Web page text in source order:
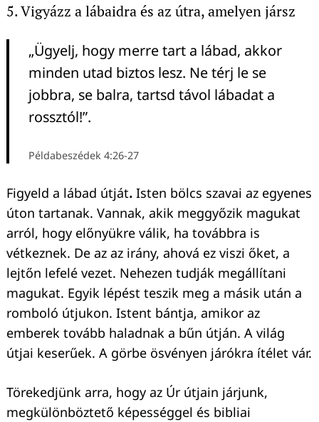
5. Vigyázz a lábaidra és az útra, amelyen jársz
„Ügyelj, hogy merre tart a lábad, akkor
minden utad biztos lesz. Ne térj le se
jobbra, se balra, tartsd távol lábadat a
rossztól!”.
Példabeszédek 4:26-27
Figyeld a lábad útját. Isten bölcs szavai az egyenes
úton tartanak. Vannak, akik meggyőzik magukat
arról, hogy előnyükre válik, ha továbbra is
vétkeznek. De az az irány, ahová ez viszi őket, a
lejtőn lefelé vezet. Nehezen tudják megállítani
magukat. Egyik lépést teszik meg a másik után a
romboló útjukon. Istent bántja, amikor az
emberek tovább haladnak a bűn útján. A világ
útjai keserűek. A görbe ösvényen járókra ítélet vár.
Törekedjünk arra, hogy az Úr útjain járjunk,
megkülönböztető képességgel és bibliai